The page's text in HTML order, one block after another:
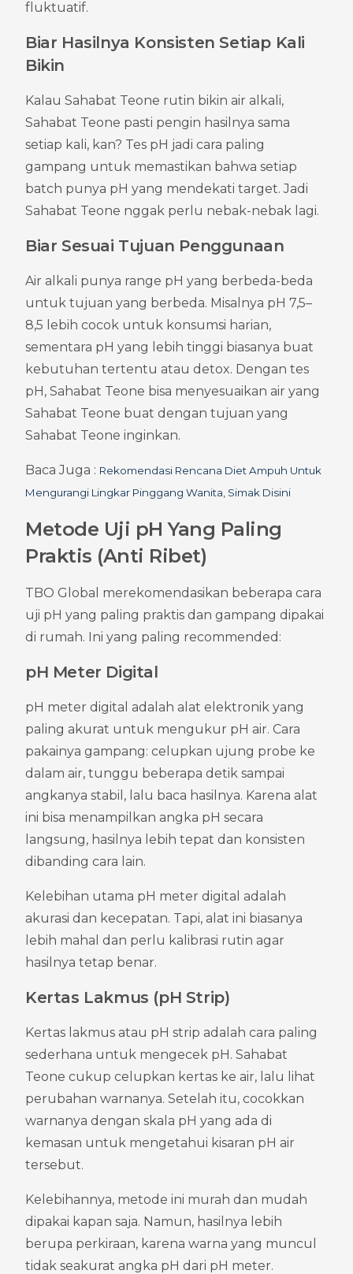
fluktuatif.
Biar Hasilnya Konsisten Setiap Kali
Bikin
Kalau Sahabat Teone rutin bikin air alkali,
Sahabat Teone pasti pengin hasilnya sama
setiap kali, kan? Tes pH jadi cara paling
gampang untuk memastikan bahwa setiap
batch punya pH yang mendekati target. Jadi
Sahabat Teone nggak perlu nebak-nebak lagi.
Biar Sesuai Tujuan Penggunaan
Air alkali punya range pH yang berbeda-beda
untuk tujuan yang berbeda. Misalnya pH 7,5–
8,5 lebih cocok untuk konsumsi harian,
sementara pH yang lebih tinggi biasanya buat
kebutuhan tertentu atau detox. Dengan tes
pH, Sahabat Teone bisa menyesuaikan air yang
Sahabat Teone buat dengan tujuan yang
Sahabat Teone inginkan.
Baca Juga : Rekomendasi Rencana Diet Ampuh Untuk
Mengurangi Lingkar Pinggang Wanita, Simak Disini
Metode Uji pH Yang Paling
Praktis (Anti Ribet)
TBO Global merekomendasikan beberapa cara
uji pH yang paling praktis dan gampang dipakai
di rumah. Ini yang paling recommended:
pH Meter Digital
pH meter digital adalah alat elektronik yang
paling akurat untuk mengukur pH air. Cara
pakainya gampang: celupkan ujung probe ke
dalam air, tunggu beberapa detik sampai
angkanya stabil, lalu baca hasilnya. Karena alat
ini bisa menampilkan angka pH secara
langsung, hasilnya lebih tepat dan konsisten
dibanding cara lain.
Kelebihan utama pH meter digital adalah
akurasi dan kecepatan. Tapi, alat ini biasanya
lebih mahal dan perlu kalibrasi rutin agar
hasilnya tetap benar.
Kertas Lakmus (pH Strip)
Kertas lakmus atau pH strip adalah cara paling
sederhana untuk mengecek pH. Sahabat
Teone cukup celupkan kertas ke air, lalu lihat
perubahan warnanya. Setelah itu, cocokkan
warnanya dengan skala pH yang ada di
kemasan untuk mengetahui kisaran pH air
tersebut.
Kelebihannya, metode ini murah dan mudah
dipakai kapan saja. Namun, hasilnya lebih
berupa perkiraan, karena warna yang muncul
tidak seakurat angka pH dari pH meter.